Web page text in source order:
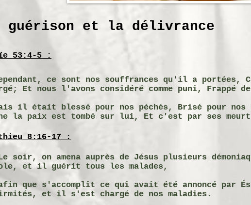
guérison et la délivrance
53:4-5 :
ce sont nos souffrances qu'il a
Et nous l'avons considéré comme puni, Frappé
il était blessé pour nos péchés, Brisé pour
la paix est tombé sur lui, Et c'est par ses
8:16-17 :
soir, on amena auprès de Jésus plusieurs
et il guérit tous les malades,
que s'accomplît ce qui avait été annoncé par
et il s'est chargé de nos maladies.